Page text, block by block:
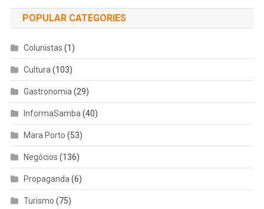
POPULAR CATEGORIES
Colunistas (1)
Cultura (103)
Gastronomia (29)
InformaSamba (40)
Mara Porto (53)
Negócios (136)
Propaganda (6)
Turismo (75)